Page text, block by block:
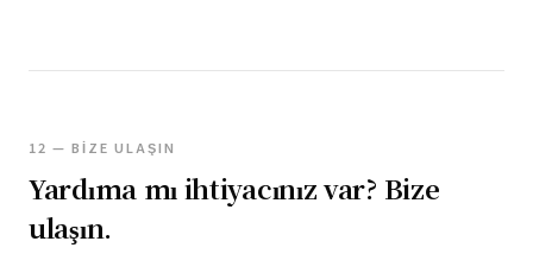
12 — BIZE ULAŞIN
Yardıma mı ihtiyacınız var? Bize
ulaşın.